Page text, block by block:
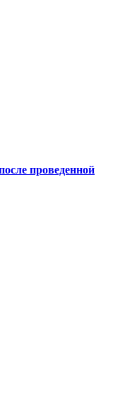
проведенной